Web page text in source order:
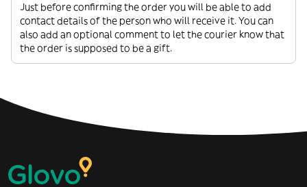
Just before confirming the order you will be able to add
contact details of the person who will receive it. You can
also add an optional comment to let the courier know that
the order is supposed to be a gift.